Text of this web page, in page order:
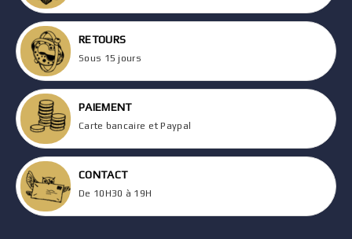
RETOURS
Sous 15 jours
PAIEMENT
Carte bancaire et Paypal
CONTACT
De 10H30 à 19H